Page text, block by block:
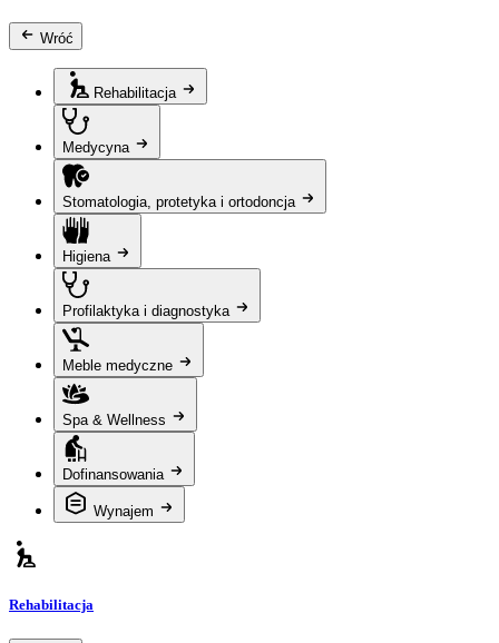
Wróć
Rehabilitacja
Medycyna
Stomatologia, protetyka i ortodoncja
Higiena
Profilaktyka i diagnostyka
Meble medyczne
Spa & Wellness
Dofinansowania
Wynajem
Rehabilitacja